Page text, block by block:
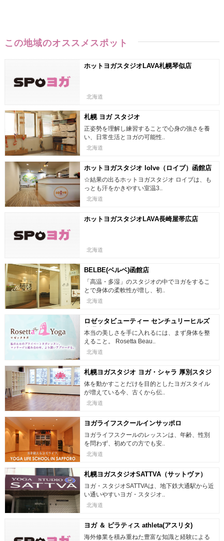
この地域のオススメスポット
ホットヨガスタジオLAVA札幌琴似店
北海道
札幌 ヨガ スタジオ
正姿勢を理解し練習することで心身の強さを養
い、日常生活とヨガの可能性..
北海道
ホットヨガスタジオ loIve（ロイブ）函館店
☆結果の出るホットヨガスタジオ ロイブは、も
っとも汗をかきやすい室温3..
北海道
ホットヨガスタジオLAVA長崎屋帯広店
北海道
BELBE(ベルベ)函館店
「高温・多湿」のスタジオの中でヨガをするこ
とで身体の柔軟性が増し、初..
北海道
ロゼッタビューティー センチュリーヒルズ
大通店
本当の美しさを手に入れるには、まず身体を整
えること。 Rosetta Beau..
北海道
札幌ヨガスタジオ ヨガ・シャラ 厚別スタジ
オ
体を動かすことだけを目的としたヨガスタイル
が増えている今、古くから伝..
北海道
ヨガライフスクールインサッポロ
ヨガライフスクールのレッスンは、年齢、性別
を問わず、初めての方でも安..
北海道
札幌ヨガスタジオSATTVA（サットヴァ）
ヨガ・スタジオSATTVAは、地下鉄大通駅から近
い通いやすいヨガ・スタジオ..
北海道
ヨガ ＆ ピラティス athleta(アスリタ)
海外修業を積み重ねた豊富な知識と経験による